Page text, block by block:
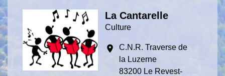
La Cantarelle
Culture
location_on
C.N.R. Traverse de
la Luzerne
83200 Le Revest-